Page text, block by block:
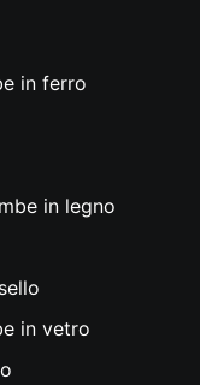
in ferro
in legno
in vetro